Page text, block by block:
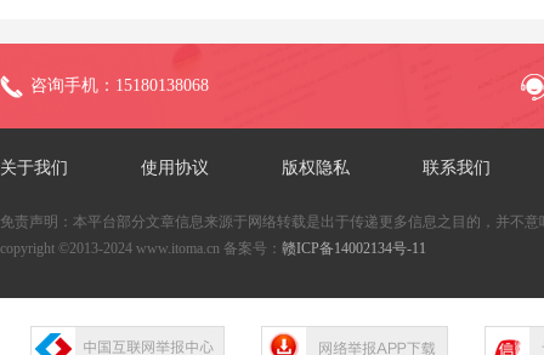
咨询手机：15180138068
关于我们 使用协议 版权隐私 联系我们
免责声明：本平台部分文章信息来源于网络转载是出于传递更多信息之目的，并不
copyright ©2013-2024 www.itoma.cn 备案号： 赣ICP备14002134号-11